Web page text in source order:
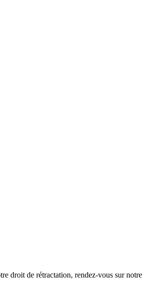
droit de rétractation, rendez-vous sur notre